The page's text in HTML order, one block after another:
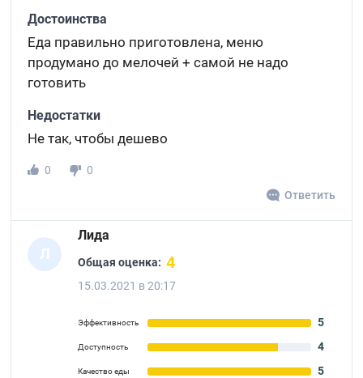
Достоинства
Еда правильно приготовлена, меню
продумано до мелочей + самой не надо
готовить
Недостатки
Не так, чтобы дешево
0
0
Ответить
Л
Лида
Общая оценка: 4
15.03.2021 в 20:17
Эффективность 5
Доступность 4
Качество еды 5